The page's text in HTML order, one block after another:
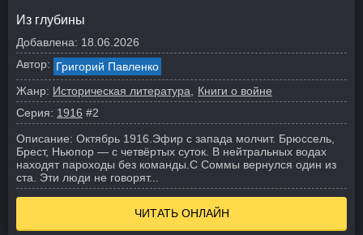
Из глубины
Добавлена: 18.06.2026
Автор: Григорий Павленко
Жанр: Историческая литература
Книги о войне
Серия: 1916 #2
Описание: Октябрь 1916. Эфир с запада молчит. Брюссель,
Брест, Ньюпор — с четвёртых суток. В нейтральных водах
находят пароходы без команды. С Соммы вернулся один из
ста. Эти люди не говорят...
ЧИТАТЬ ОНЛАЙН